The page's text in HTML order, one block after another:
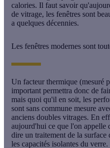
calories. Il faut savoir
de vitrage, les fenêtres sont
a quelques décennies.
Les fenêtres modernes sont
Un facteur thermique (mesuré
important permettra donc de
mais quoi qu'il en soit, les
sont sans commune mesure
anciens doubles vitrages. En
aujourd'hui ce que l'on appelle
dire un traitement de la
les capacités isolantes du verre.